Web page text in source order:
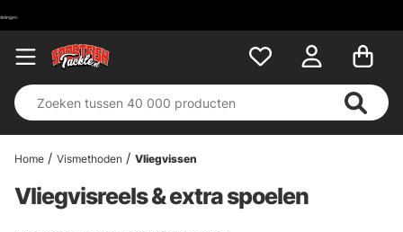
Home Vismethoden Vliegvissen
Vliegvisreels & extra spoelen